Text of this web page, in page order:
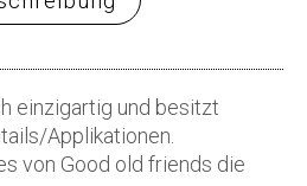
einzigartig und besitzt
Applikationen.
von Good old friends die